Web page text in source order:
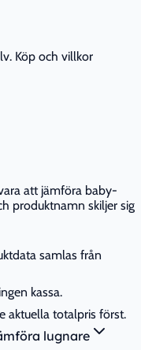
Köp och villkor
att jämföra baby-
produktnamn skiljer sig
samlas från
kassa.
aktuella totalpris först.
lugnare